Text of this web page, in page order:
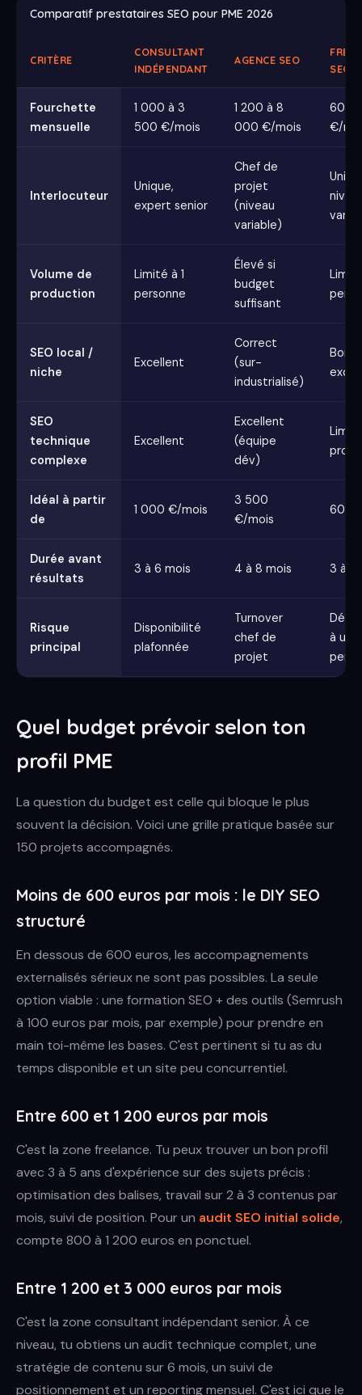
Comparatif prestataires SEO pour PME 2026
CRITÈRE
CONSULTANT
INDÉPENDANT
AGENCE SEO
SEO
Fourchette
mensuelle
1 000 à 3
500 €/mois
1 200 à 8
000 €/mois
600
€/
Interlocuteur
Unique,
expert senior
Chef de
projet
(niveau
variable)
Volume de
production
Limité à 1
personne
Élevé si
budget
suffisant
SEO local /
niche
Excellent
Correct
(sur-
industrialisé)
Bon à
SEO
technique
complexe
Excellent
Excellent
(équipe
dév)
profil
Idéal à partir
de
1 000 €/mois
3 500
€/mois
600
Durée avant
résultats
3 à 6 mois 4 à 8 mois 3 à 6
Risque
principal
Disponibilité
plafonnée
Turnover
chef de
projet
à une
Quel budget prévoir selon ton
profil PME
La question du budget est celle qui bloque le plus
souvent la décision. Voici une grille pratique basée sur
150 projets accompagnés.
Moins de 600 euros par mois : le DIY SEO
structuré
En dessous de 600 euros, les accompagnements
externalisés sérieux ne sont pas possibles. La seule
option viable : une formation SEO + des outils (Semrush
à 100 euros par mois, par exemple) pour prendre en
main toi-même les bases. C'est pertinent si tu as du
temps disponible et un site peu concurrentiel.
Entre 600 et 1 200 euros par mois
C'est la zone freelance. Tu peux trouver un bon profil
avec 3 à 5 ans d'expérience sur des sujets précis :
optimisation des balises, travail sur 2 à 3 contenus par
mois, suivi de position. Pour un audit SEO initial solide,
compte 800 à 1 200 euros en ponctuel.
Entre 1 200 et 3 000 euros par mois
C'est la zone consultant indépendant senior. À ce
niveau, tu obtiens un audit technique complet, une
stratégie de contenu sur 6 mois, un suivi de
positionnement et un reporting mensuel. C'est ici que le